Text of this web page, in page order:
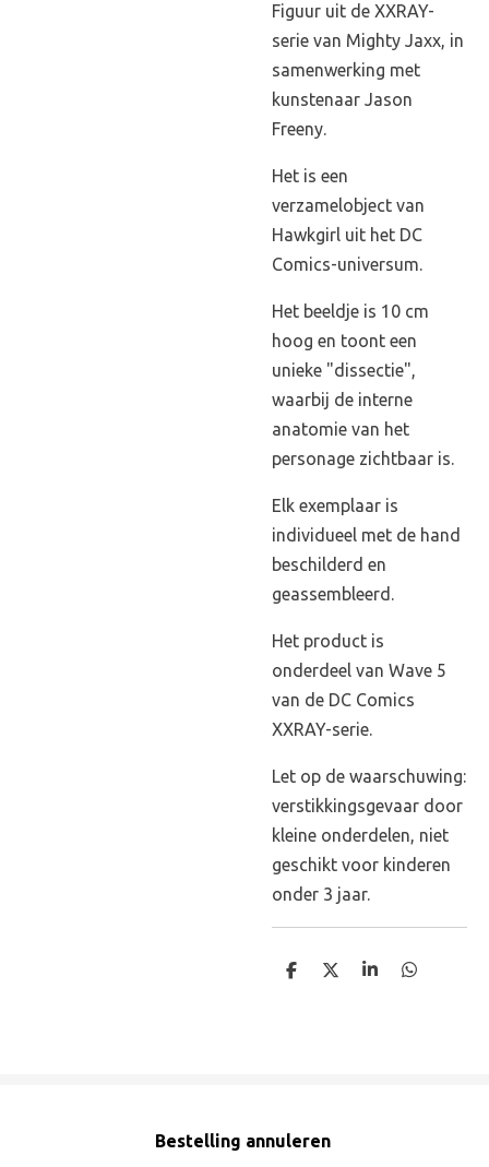
Figuur uit de XXRAY-
serie van Mighty Jaxx, in
samenwerking met
kunstenaar Jason
Freeny.
Het is een
verzamelobject van
Hawkgirl uit het DC
Comics-universum.
Het beeldje is 10 cm
hoog en toont een
unieke "dissectie",
waarbij de interne
anatomie van het
personage zichtbaar is.
Elk exemplaar is
individueel met de hand
beschilderd en
geassembleerd.
Het product is
onderdeel van Wave 5
van de DC Comics
XXRAY-serie.
Let op de waarschuwing:
verstikkingsgevaar door
kleine onderdelen, niet
geschikt voor kinderen
onder 3 jaar.
D
D
S
D
Bestelling annuleren